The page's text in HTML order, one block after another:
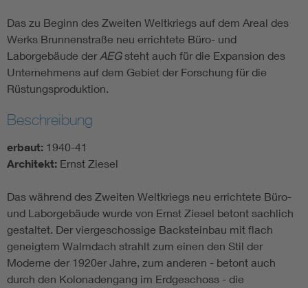
Das zu Beginn des Zweiten Weltkriegs auf dem Areal des
Werks Brunnenstraße neu errichtete Büro- und
Laborgebäude der AEGsteht auch für die Expansion des
Unternehmens auf dem Gebiet der Forschung für die
Rüstungsproduktion.
Beschreibung
erbaut: 1940-41
Architekt: Ernst Ziesel
Das während des Zweiten Weltkriegs neu errichtete Büro-
und Laborgebäude wurde von Ernst Ziesel betont sachlich
gestaltet. Der viergeschossige Backsteinbau mit flach
geneigtem Walmdach strahlt zum einen den Stil der
Moderne der 1920er Jahre, zum anderen - betont auch
durch den Kolonadengang im Erdgeschoss - die